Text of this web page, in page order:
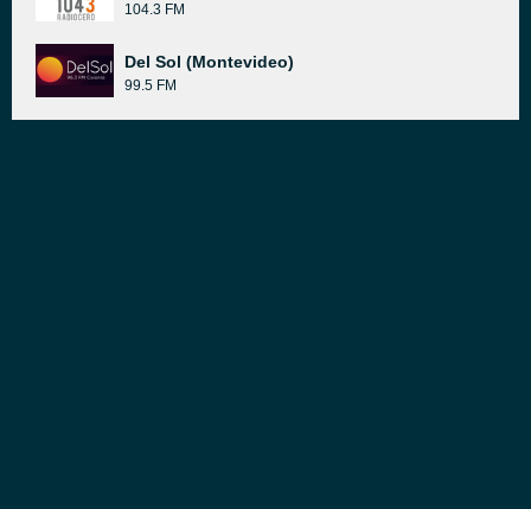
104.3 FM
Del Sol (Montevideo)
99.5 FM